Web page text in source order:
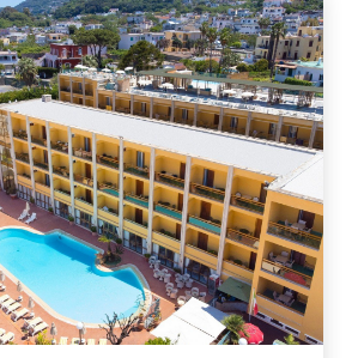
indicata per confortevoli
mare in famiglia o con gli